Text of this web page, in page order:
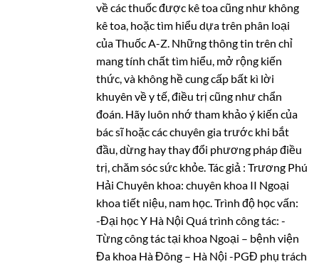
về các thuốc được kê toa cũng như không
kê toa, hoặc tìm hiểu dựa trên phân loại
của Thuốc A-Z. Những thông tin trên chỉ
mang tính chất tìm hiểu, mở rộng kiến
thức, và không hề cung cấp bất kì lời
khuyên về y tế, điều trị cũng như chẩn
đoán. Hãy luôn nhớ tham khảo ý kiến của
bác sĩ hoặc các chuyên gia trước khi bắt
đầu, dừng hay thay đổi phương pháp điều
trị, chăm sóc sức khỏe. Tác giả : Trương Phú
Hải Chuyên khoa: chuyên khoa II Ngoại
khoa tiết niệu, nam học. Trình độ học vấn:
-Đại học Y Hà Nội Quá trình công tác: -
Từng công tác tại khoa Ngoại – bệnh viện
Đa khoa Hà Đông – Hà Nội -PGĐ phụ trách